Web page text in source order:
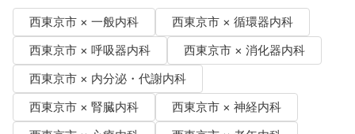
西東京市 × 一般内科
西東京市 × 循環器内科
西東京市 × 呼吸器内科
西東京市 × 消化器内科
西東京市 × 内分泌・代謝内科
西東京市 × 腎臓内科
西東京市 × 神経内科